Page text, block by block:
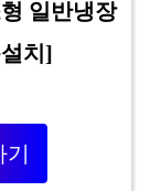
일반냉장
치]
기